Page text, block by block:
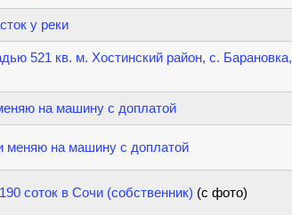
у реки
521 кв. м. Хостинский район, с. Барановка,
на машину с доплатой
меняю на машину с доплатой
соток в Сочи (собственник) (с фото)